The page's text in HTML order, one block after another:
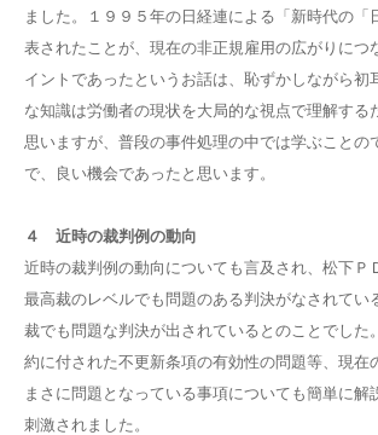
ました。１９９５年の日経連による「新時代の「
表されたことが、現在の非正規雇用の広がりにつ
イントであったというお話は、恥ずかしながら初
な知識は労働者の現状を大局的な視点で理解する
思いますが、普段の事件処理の中では学ぶことの
で、良い機会であったと思います。
４ 近時の裁判例の動向
近時の裁判例の動向についても言及され、松下Ｐ
最高裁のレベルでも問題のある判決がなされてい
裁でも問題な判決が出されているとのことでした
約に付された不更新条項の有効性の問題等、現在
まさに問題となっている事項についても簡単に解
刺激されました。